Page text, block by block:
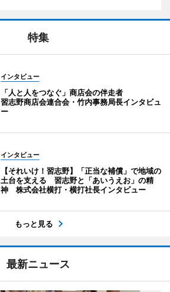
特集
インタビュー
「人と人をつなぐ」商店会の伴走者
習志野商店会連合会・竹内事務局長インタビュ
ー
インタビュー
【それいけ！習志野】「正当な補償」で地域の
土台を支える 習志野と「あいうえお」の精
神 株式会社横打・横打社長インタビュー
もっと見る
最新ニュース